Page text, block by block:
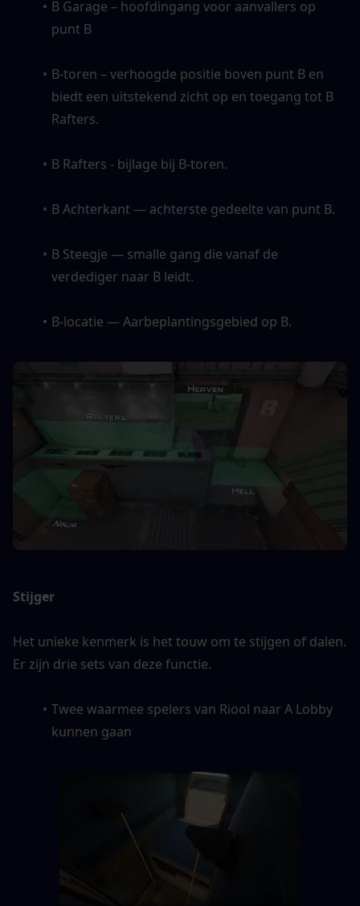
B Garage – hoofdingang voor aanvallers op
punt B
B-toren – verhoogde positie boven punt B en
biedt een uitstekend zicht op en toegang tot B
Rafters.
B Rafters - bijlage bij B-toren.
B Achterkant — achterste gedeelte van punt B.
B Steegje — smalle gang die vanaf de
verdediger naar B leidt.
B-locatie — Aarbeplantingsgebied op B.
Stijger
Het unieke kenmerk is het touw om te stijgen of dalen.
Er zijn drie sets van deze functie.
Twee waarmee spelers van Riool naar A Lobby
kunnen gaan